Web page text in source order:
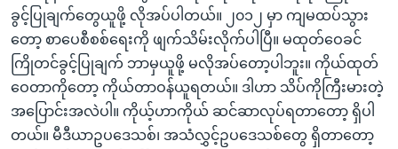
ခွင့်ပြုချက်တွေယူဖို့ လိုအပ်ပါတယ်။ ၂၀၁၂ မှာ ကျမထပ်သွား
တော့ စာပေစီစစ်ရေးကို ဖျက်သိမ်းလိုက်ပါပြီ။ မထုတ်ဝေခင်
ကြိုတင်ခွင့်ပြုချက် ဘာမှယူဖို့ မလိုအပ်တော့ပါဘူး။ ကိုယ်ထုတ်
ဝေတာကိုတော့ ကိုယ်တာဝန်ယူရတယ်။ ဒါဟာ သိပ်ကိုကြီးမားတဲ့
အပြောင်းအလဲပါ။ ကိုယ့်ဟာကိုယ် ဆင်ဆာလုပ်ရတာတော့ ရှိပါ
တယ်။ မီဒီယာဥပဒေသစ်၊ အသံလွှင့်ဥပဒေသစ်တွေ ရှိတာတော့